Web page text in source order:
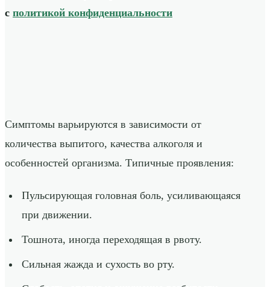
с политикой конфиденциальности
Симптомы варьируются в зависимости от
количества выпитого, качества алкоголя и
особенностей организма. Типичные проявления:
Пульсирующая головная боль, усиливающаяся
при движении.
Тошнота, иногда переходящая в рвоту.
Сильная жажда и сухость во рту.